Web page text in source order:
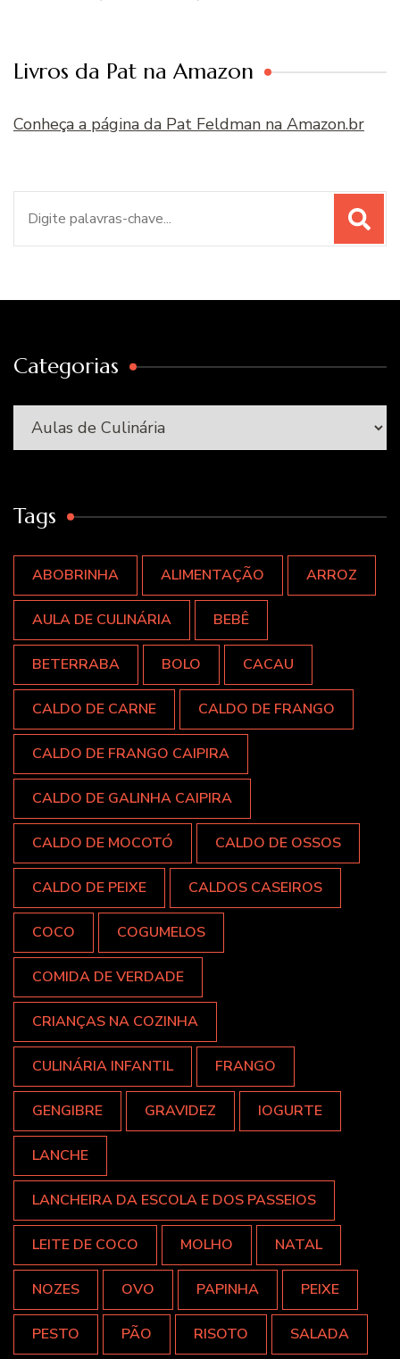
Livros da Pat na Amazon
Conheça a página da Pat Feldman na Amazon.br
Categorias
Categorias
Tags
ABOBRINHA ALIMENTAÇÃO ARROZ
AULA DE CULINÁRIA BEBÊ
BETERRABA BOLO CACAU
CALDO DE CARNE CALDO DE FRANGO
CALDO DE FRANGO CAIPIRA
CALDO DE GALINHA CAIPIRA
CALDO DE MOCOTÓ CALDO DE OSSOS
CALDO DE PEIXE CALDOS CASEIROS
COCO COGUMELOS
COMIDA DE VERDADE
CRIANÇAS NA COZINHA
CULINÁRIA INFANTIL FRANGO
GENGIBRE GRAVIDEZ IOGURTE
LANCHE
LANCHEIRA DA ESCOLA E DOS PASSEIOS
LEITE DE COCO MOLHO NATAL
NOZES OVO PAPINHA PEIXE
PESTO PÃO RISOTO SALADA